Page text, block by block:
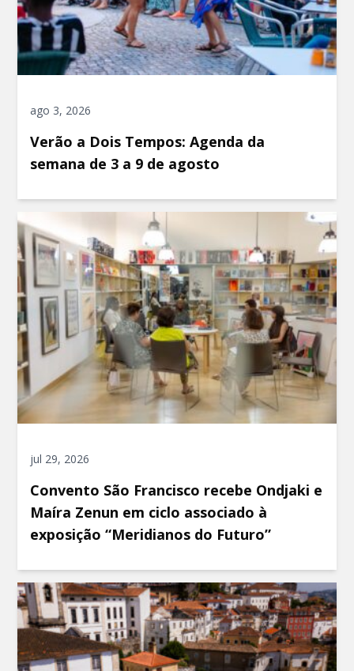
ago 3, 2026
Verão a Dois Tempos: Agenda da
semana de 3 a 9 de agosto
jul 29, 2026
Convento São Francisco recebe Ondjaki e
Maíra Zenun em ciclo associado à
exposição “Meridianos do Futuro”